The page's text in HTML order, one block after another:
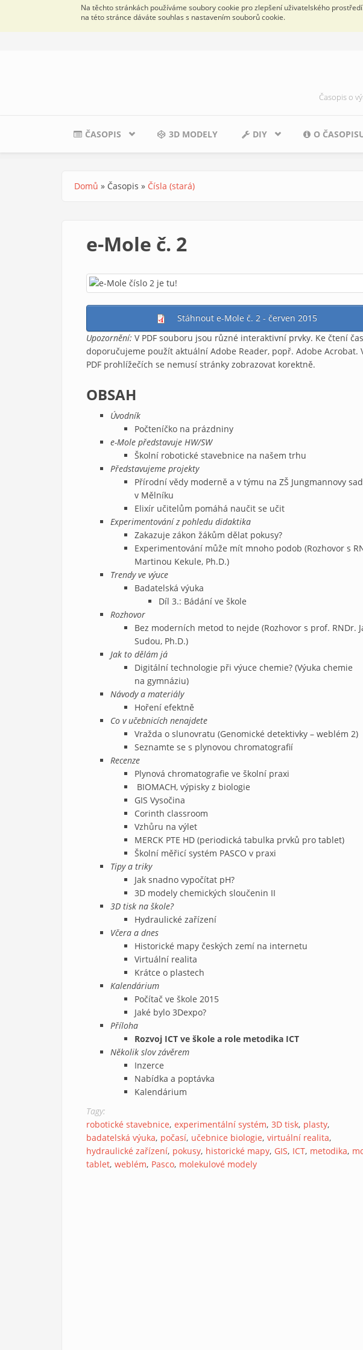
Na těchto stránkách používáme soubory cookie pro zlepšení uživatelského
na této stránce dáváte souhlas s nastavením souborů cookie.
Časopis o
ČASOPIS 3D MODELY DIY O
Jste zde
Domů » Časopis » Čísla (stará)
e-Mole č. 2
Stáhnout e-Mole č. 2 - červen 2015
Upozornění: V PDF souboru jsou různé interaktivní prvky. Ke čtení
doporučujeme použít aktuální Adobe Reader, popř. Adobe Acrobat.
PDF prohlížečích se nemusí stránky zobrazovat korektně.
OBSAH
Úvodník
Počteníčko na prázdniny
e-Mole představuje HW/SW
Školní robotické stavebnice na našem trhu
Představujeme projekty
Přírodní vědy moderně a v týmu na ZŠ Jungmannovy
v Mělníku
Elixír učitelům pomáhá naučit se učit
Experimentování z pohledu didaktika
Zakazuje zákon žákům dělat pokusy?
Experimentování může mít mnoho podob (Rozhovor s
Martinou Kekule, Ph.D.)
Trendy ve výuce
Badatelská výuka
Díl 3.: Bádání ve škole
Rozhovor
Bez moderních metod to nejde (Rozhovor s prof. RNDr.
Sudou, Ph.D.)
Jak to dělám já
Digitální technologie při výuce chemie? (Výuka chemie
na gymnáziu)
Návody a materiály
Hoření efektně
Co v učebnicích nenajdete
Vražda o slunovratu (Genomické detektivky – weblém 2)
Seznamte se s plynovou chromatografií
Recenze
Plynová chromatografie ve školní praxi
BIOMACH, výpisky z biologie
GIS Vysočina
Corinth classroom
Vzhůru na výlet
MERCK PTE HD (periodická tabulka prvků pro tablet)
Školní měřicí systém PASCO v praxi
Tipy a triky
Jak snadno vypočítat pH?
3D modely chemických sloučenin II
3D tisk na škole?
Hydraulické zařízení
Včera a dnes
Historické mapy českých zemí na internetu
Virtuální realita
Krátce o plastech
Kalendárium
Počítač ve škole 2015
Jaké bylo 3Dexpo?
Příloha
Rozvoj ICT ve škole a role metodika ICT
Několik slov závěrem
Inzerce
Nabídka a poptávka
Kalendárium
Tagy:
robotické stavebnice experimentální systém 3D tisk plasty
badatelská výuka počasí učebnice biologie virtuální realita
hydraulické zařízení pokusy historické mapy GIS ICT metodika
tablet weblém Pasco molekulové modely